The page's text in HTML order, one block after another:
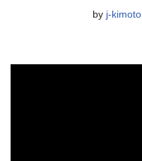
by j-kimoto